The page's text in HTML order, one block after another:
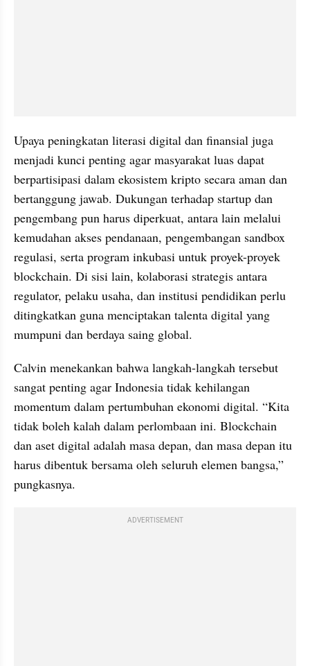
Upaya peningkatan literasi digital dan finansial juga
menjadi kunci penting agar masyarakat luas dapat
berpartisipasi dalam ekosistem kripto secara aman dan
bertanggung jawab. Dukungan terhadap startup dan
pengembang pun harus diperkuat, antara lain melalui
kemudahan akses pendanaan, pengembangan sandbox
regulasi, serta program inkubasi untuk proyek-proyek
blockchain. Di sisi lain, kolaborasi strategis antara
regulator, pelaku usaha, dan institusi pendidikan perlu
ditingkatkan guna menciptakan talenta digital yang
mumpuni dan berdaya saing global.
Calvin menekankan bahwa langkah-langkah tersebut
sangat penting agar Indonesia tidak kehilangan
momentum dalam pertumbuhan ekonomi digital. “Kita
tidak boleh kalah dalam perlombaan ini. Blockchain
dan aset digital adalah masa depan, dan masa depan itu
harus dibentuk bersama oleh seluruh elemen bangsa,”
pungkasnya.
ADVERTISEMENT